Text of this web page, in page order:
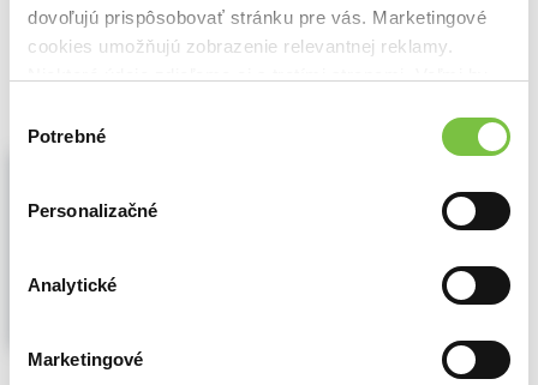
dovoľujú prispôsobovať stránku pre vás. Marketingové
cookies umožňujú zobrazenie relevantnej reklamy.
cookies.
súhlasu
Potrebné
Personalizačné
Analytické
Marketingové
🌴 Okamžite na stiahnutie
Kouzelné Vánoce - prečítaná (bazár
Alena Přichystalová
Kateřina Jašková,Klára
Martina Hladjuk,
Nela
Soňa
Nakladatelství